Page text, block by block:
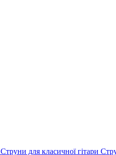
Струни для класичної гітари